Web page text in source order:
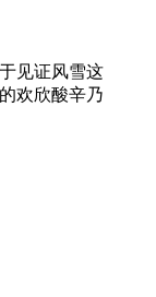
见证风雪这
欢欣酸辛乃